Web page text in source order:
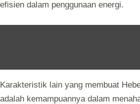
efisien dalam penggunaan energi.
Karakteristik lain yang membuat
adalah kemampuannya dalam